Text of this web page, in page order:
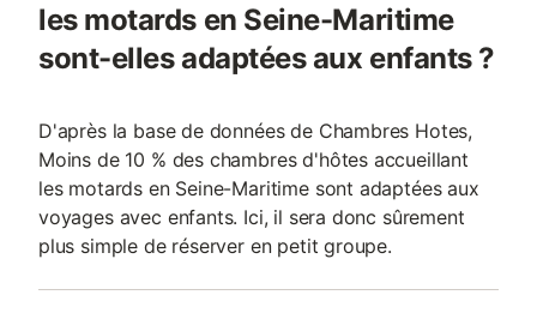
les motards en Seine-Maritime
sont-elles adaptées aux enfants ?
D'après la base de données de Chambres Hotes,
Moins de 10 % des chambres d'hôtes accueillant
les motards en Seine-Maritime sont adaptées aux
voyages avec enfants. Ici, il sera donc sûrement
plus simple de réserver en petit groupe.